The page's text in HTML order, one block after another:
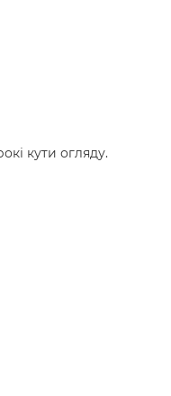
кути огляду.